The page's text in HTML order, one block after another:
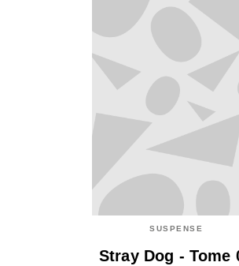
SUSPENSE
Stray Dog - Tome